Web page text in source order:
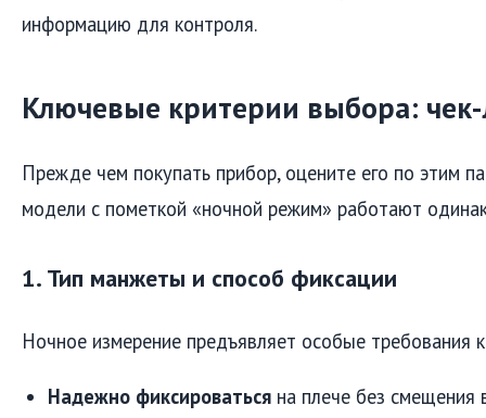
информацию для контроля.
Ключевые критерии выбора: чек-
Прежде чем покупать прибор, оцените его по этим
модели с пометкой «ночной режим» работают
1. Тип манжеты и способ фиксации
Ночное измерение предъявляет особые требования
Надежно фиксироваться на плече без